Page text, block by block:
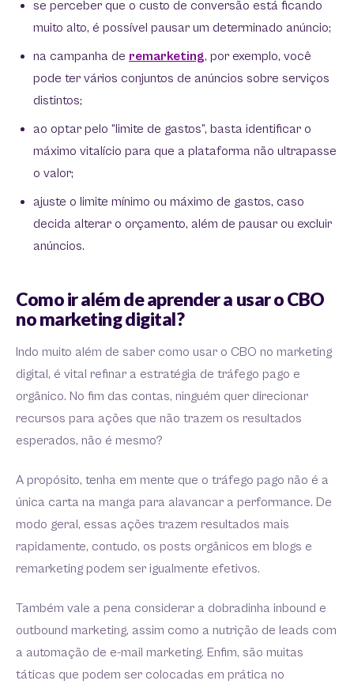
se perceber que o custo de conversão está ficando
muito alto, é possível pausar um determinado anúncio;
na campanha de remarketing, por exemplo, você
pode ter vários conjuntos de anúncios sobre serviços
distintos;
ao optar pelo “limite de gastos”, basta identificar o
máximo vitalício para que a plataforma não ultrapasse
o valor;
ajuste o limite mínimo ou máximo de gastos, caso
decida alterar o orçamento, além de pausar ou excluir
anúncios.
Como ir além de aprender a usar o CBO
no marketing digital?
Indo muito além de saber como usar o CBO no marketing
digital, é vital refinar a estratégia de tráfego pago e
orgânico. No fim das contas, ninguém quer direcionar
recursos para ações que não trazem os resultados
esperados, não é mesmo?
A propósito, tenha em mente que o tráfego pago não é a
única carta na manga para alavancar a performance. De
modo geral, essas ações trazem resultados mais
rapidamente, contudo, os posts orgânicos em blogs e
remarketing podem ser igualmente efetivos.
Também vale a pena considerar a dobradinha inbound e
outbound marketing, assim como a nutrição de leads com
a automação de e-mail marketing. Enfim, são muitas
táticas que podem ser colocadas em prática no